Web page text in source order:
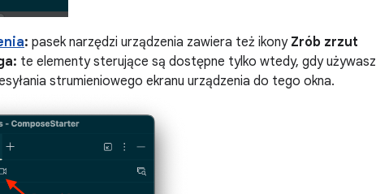
: pasek narzędzi urządzenia zawiera też ikony Zrób zrzut
te elementy sterujące są dostępne tylko wtedy, gdy używasz
strumieniowego ekranu urządzenia do tego okna.